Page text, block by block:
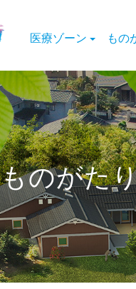
医療ゾーン もの
ものがた